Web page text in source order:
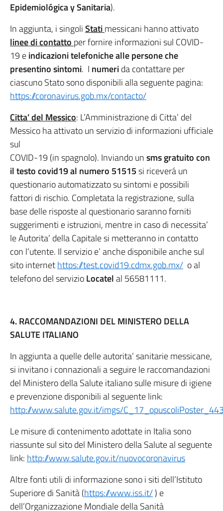
Epidemiológica y Sanitaria).
In aggiunta, i singoliStatimessicani hanno attivato
linee di contatto per fornire informazioni sul COVID-
19 eindicazioni telefoniche alle persone che
presentino sintomi. I numerida contattare per
ciascuno Stato sono disponibili alla seguente pagina:
https://coronavirus.gob.mx/contacto/
Citta’ del Messico: L’Amministrazione di Citta’ del
Messico ha attivato un servizio di informazioni ufficiale
sul
COVID-19 (in spagnolo). Inviando unsms gratuito con
il testo covid19 al numero 51515si riceverá un
questionario automatizzato su sintomi e possibili
fattori di rischio. Completata la registrazione, sulla
base delle risposte al questionario saranno forniti
suggerimenti e istruzioni, mentre in caso di necessita’
le Autorita’ della Capitale si metteranno in contatto
con l’utente. Il servizio e’ anche disponibile anche sul
sito internethttps://test.covid19.cdmx.gob.mx/ o al
telefono del servizioLocatelal 56581111.
4. RACCOMANDAZIONI DEL MINISTERO DELLA
SALUTE ITALIANO
In aggiunta a quelle delle autorita’ sanitarie messicane,
si invitano i connazionali a seguire le raccomandazioni
del Ministero della Salute italiano sulle misure di igiene
e prevenzione disponibili al seguente link:
http://www.salute.gov.it/imgs/
Le misure di contenimento adottate in Italia sono
riassunte sul sito del Ministero della Salute al seguente
link: http://www.salute.gov.it/nuovocoronavirus
Altre fonti utili di informazione sono i siti dell’Istituto
Superiore di Sanità (https://www.iss.it/) e
dell’Organizzazione Mondiale della Sanità